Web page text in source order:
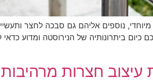
נוספים אליהם גם סבכה לחצר ותעשייה
ביתרונותיה של הנירוסטה ומדוע
חצרות מרהיבות